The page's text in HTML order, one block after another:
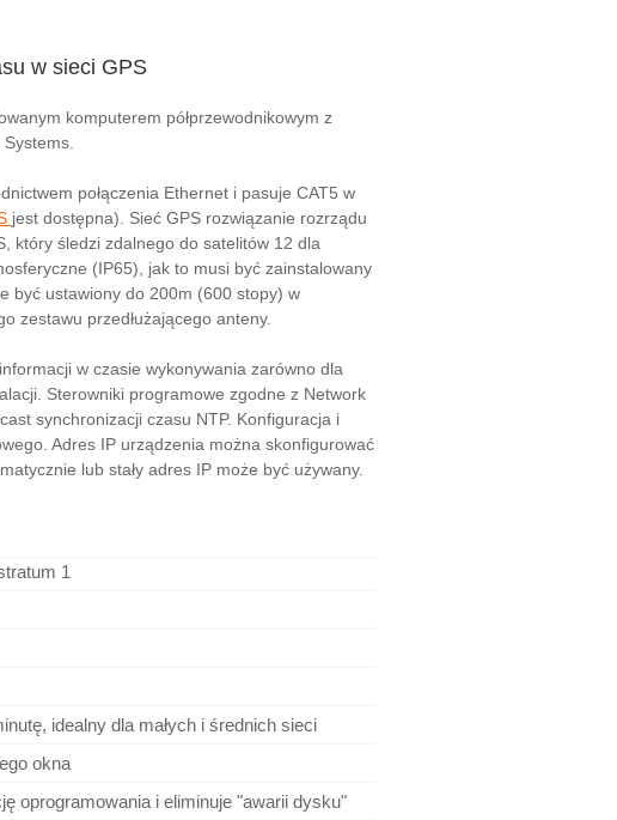
w sieci GPS
komputerem półprzewodnikowym z
połączenia Ethernet i pasuje CAT5 w
jest dostępna). Sieć GPS rozwiązanie rozrządu
który śledzi zdalnego do satelitów 12 dla
(IP65), jak to musi być zainstalowany
być ustawiony do 200m (600 stopy) w
zestawu przedłużającego anteny.
w czasie wykonywania zarówno dla
Sterowniki programowe zgodne z Network
synchronizacji czasu NTP. Konfiguracja i
Adres IP urządzenia można skonfigurować
lub stały adres IP może być używany.
1
idealny dla małych i średnich sieci
okna
oprogramowania i eliminuje "awarii dysku"